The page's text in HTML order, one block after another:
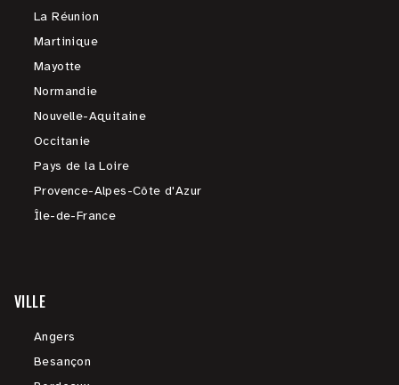
La Réunion
Martinique
Mayotte
Normandie
Nouvelle-Aquitaine
Occitanie
Pays de la Loire
Provence-Alpes-Côte d'Azur
Île-de-France
VILLE
Angers
Besançon